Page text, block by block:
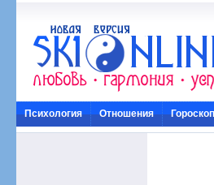
Психология Отношения Гороскоп